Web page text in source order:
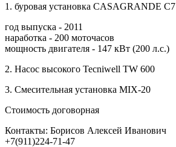
1. буровая установка CASAGRANDE C7
год выпуска - 2011
наработка - 200 моточасов
мощность двигателя - 147 кВт (200 л.с.)
2. Насос высокого Tecniwell TW 600
3. Смесительная установка MIX-20
Стоимость договорная
Контакты: Борисов Алексей Иванович
+7(911)224-71-47